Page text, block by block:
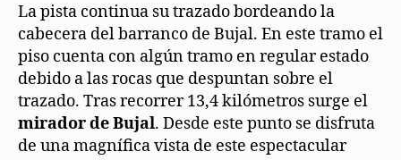
La pista continua su trazado bordeando la
cabecera del barranco de Bujal. En este tramo el
piso cuenta con algún tramo en regular estado
debido a las rocas que despuntan sobre el
trazado. Tras recorrer 13,4 kilómetros surge el
mirador de Bujal. Desde este punto se disfruta
de una magnífica vista de este espectacular